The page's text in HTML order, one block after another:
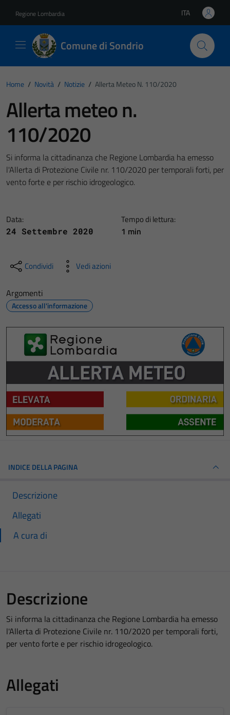
Regione Lombardia Lingua attiva:
ITA
Comune di Sondrio
Home / Novità / Notizie / Allerta Meteo N. 110/2020
Allerta meteo n.
110/2020
Si informa la cittadinanza che Regione Lombardia ha emesso
l'Allerta di Protezione Civile nr. 110/2020 per temporali forti, per
vento forte e per rischio idrogeologico.
Data:
24 Settembre 2020
Tempo di lettura:
1 min
Condividi Vedi azioni
Argomenti
Accesso all'informazione
INDICE DELLA PAGINA
Descrizione
Allegati
A cura di
Descrizione
Si informa la cittadinanza che Regione Lombardia ha emesso
l'Allerta di Protezione Civile nr. 110/2020 per temporali forti,
per vento forte e per rischio idrogeologico.
Allegati